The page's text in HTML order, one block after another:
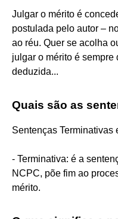
Julgar o mérito é
postulada pelo autor –
ao réu. Quer se acolha
julgar o mérito é
deduzida...
Quais são as
Sentenças Terminativas
- Terminativa: é a
NCPC, põe fim ao
mérito.